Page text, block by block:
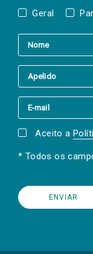
Geral
Aceito a
* Todos os